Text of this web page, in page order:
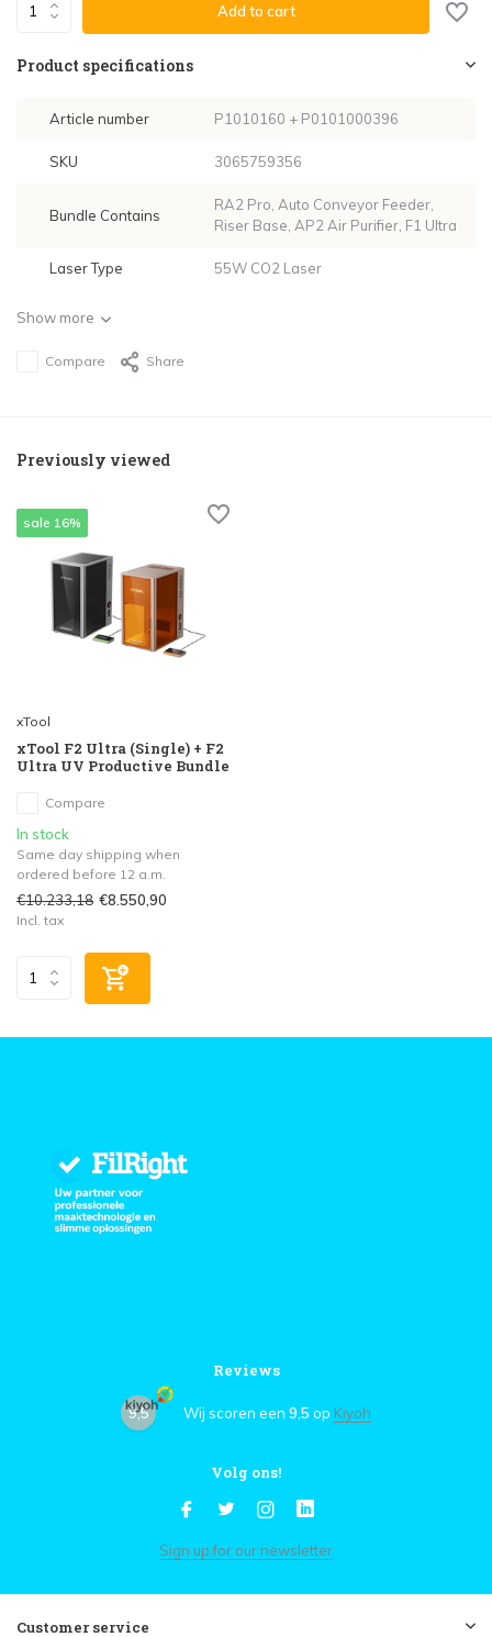
Add to cart
Product specifications
Article number P1010160 + P0101000396
SKU 3065759356
Bundle Contains
RA2 Pro, Auto Conveyor Feeder,
Riser Base, AP2 Air Purifier, F1 Ultra
Laser Type 55W CO2 Laser
Show more
Compare Share
Previously viewed
sale 16%
xTool
xTool F2 Ultra (Single) + F2
Ultra UV Productive Bundle
Compare
In stock
Same day shipping when
ordered before 12 a.m.
€10.233,18 €8.550,90
Incl. tax
Reviews
9,5 Wij scoren een 9,5 op Kiyoh
Volg ons!
Sign up for our newsletter
Customer service